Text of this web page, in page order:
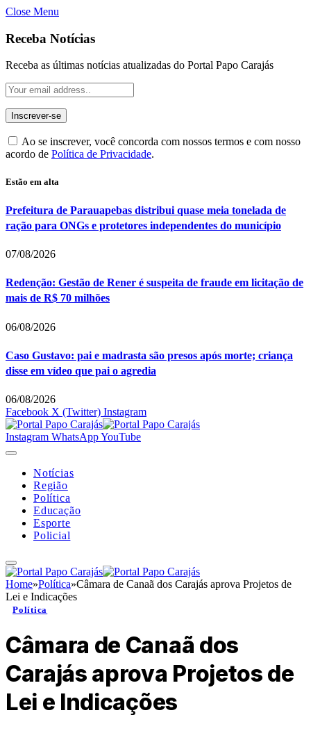
Close Menu
Receba Notícias
Receba as últimas notícias atualizadas do Portal Papo Carajás
Ao se inscrever, você concorda com nossos termos e com nosso
acordo de Política de Privacidade.
Estão em alta
Prefeitura de Parauapebas distribui quase meia tonelada de
ração para ONGs e protetores independentes do município
07/08/2026
Redenção: Gestão de Rener é suspeita de fraude em licitação de
mais de R$ 70 milhões
06/08/2026
Caso Gustavo: pai e madrasta são presos após morte; criança
disse em vídeo que pai o agredia
06/08/2026
Facebook X (Twitter) Instagram
Instagram WhatsAppYouTube
Notícias
Região
Política
Educação
Esporte
Policial
Home»Política»Câmara de Canaã dos Carajás aprova Projetos de
Lei e Indicações
Política
Câmara de Canaã dos
Carajás aprova Projetos de
Lei e Indicações